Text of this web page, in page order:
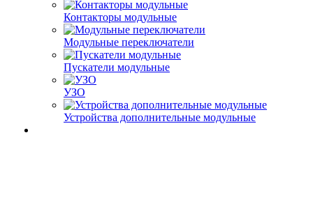
Контакторы модульные
Модульные переключатели
Пускатели модульные
УЗО
Устройства дополнительные модульные